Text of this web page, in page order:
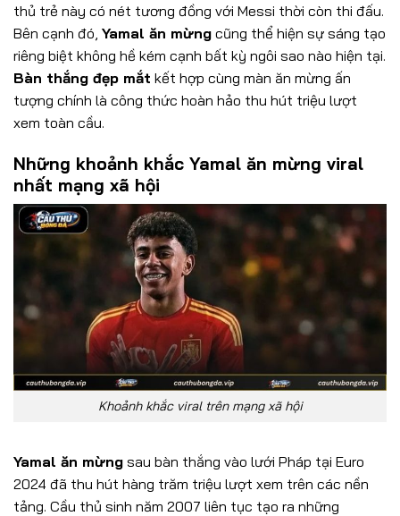
thủ trẻ này có nét tương đồng với Messi thời còn thi đấu.
Bên cạnh đó, Yamal ăn mừng cũng thể hiện sự sáng tạo
riêng biệt không hề kém cạnh bất kỳ ngôi sao nào hiện tại.
Bàn thắng đẹp mắt kết hợp cùng màn ăn mừng ấn
tượng chính là công thức hoàn hảo thu hút triệu lượt
xem toàn cầu.
Những khoảnh khắc Yamal ăn mừng viral
nhất mạng xã hội
Khoảnh khắc viral trên mạng xã hội
Yamal ăn mừng sau bàn thắng vào lưới Pháp tại Euro
2024 đã thu hút hàng trăm triệu lượt xem trên các nền
tảng. Cầu thủ sinh năm 2007 liên tục tạo ra những